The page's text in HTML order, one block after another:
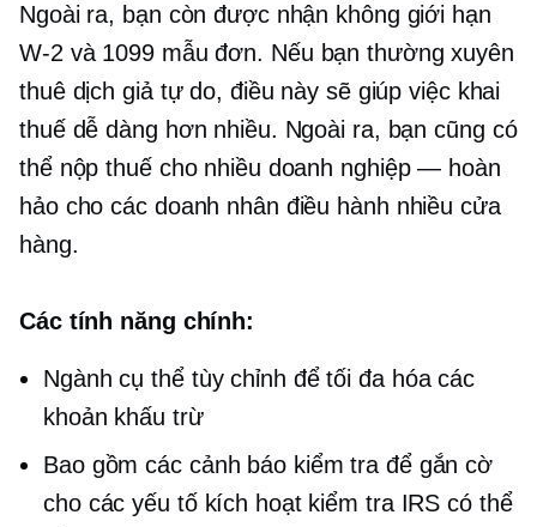
Ngoài ra, bạn còn được nhận không giới hạn
W-2 và 1099 mẫu đơn. Nếu bạn thường xuyên
thuê dịch giả tự do, điều này sẽ giúp việc khai
thuế dễ dàng hơn nhiều. Ngoài ra, bạn cũng có
thể nộp thuế cho nhiều doanh nghiệp — hoàn
hảo cho các doanh nhân điều hành nhiều cửa
hàng.
Các tính năng chính:
Ngành cụ thểtùy chỉnh để tối đa hóa các
khoản khấu trừ
Bao gồm các cảnh báo kiểm tra để gắn cờ
cho các yếu tố kích hoạt kiểm tra IRS có thể